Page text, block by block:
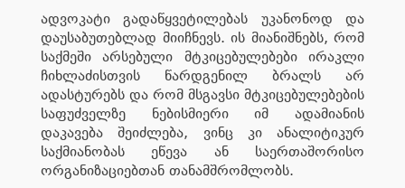
ადვოკატი გადაწყვეტილებას უკანონოდ და
დაუსაბუთებლად მიიჩნევს. ის მიანიშნებს, რომ
საქმეში არსებული მტკიცებულებები ირაკლი
ჩიხლაძისთვის წარდგენილ ბრალს არ
ადასტურებს და რომ მსგავსი მტკიცებულებების
საფუძველზე ნებისმიერი იმ ადამიანის
დაკავება შეიძლება, ვინც კი ანალიტიკურ
საქმიანობას ეწევა ან საერთაშორისო
ორგანიზაციებთან თანამშრომლობს.